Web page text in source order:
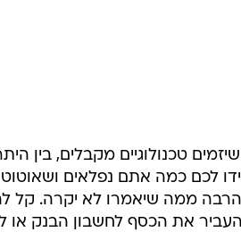
טכנולוגיים מקבלים, בין
לכם כמה אתם נפלאים
הרבה ממה שיאמרו לא יקרה. קל
את הכסף לחשבון הבנק או